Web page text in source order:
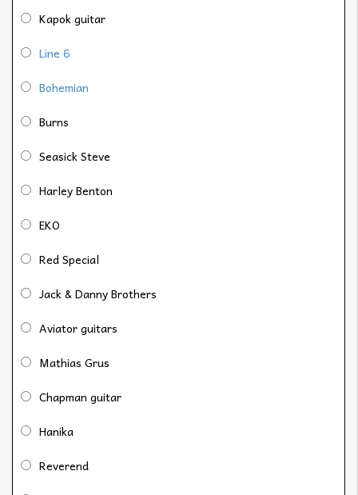
Kapok guitar
Line 6
Bohemian
Burns
Seasick Steve
Harley Benton
EKO
Red Special
Jack & Danny Brothers
Aviator guitars
Mathias Grus
Chapman guitar
Hanika
Reverend